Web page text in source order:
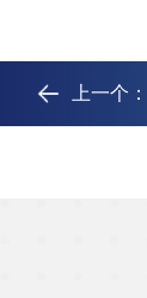
上一个：